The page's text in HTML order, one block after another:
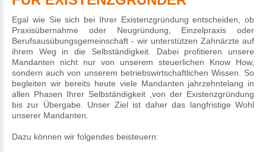
Egal wie Sie sich bei Ihrer Existenzgründung entscheiden, ob
Praxisübernahme oder Neugründung, Einzelpraxis oder
Berufsausübungsgemeinschaft - wir unterstützen Zahnärzte auf
ihrem Weg in die Selbständigkeit. Dabei profitieren unsere
Mandanten nicht nur von unserem steuerlichen Know How,
sondern auch von unserem betriebswirtschaftlichen Wissen. So
begleiten wir bereits heute viele Mandanten jahrzehntelang in
allen Phasen Ihrer Selbständigkeit ,von der Existenzgründung
bis zur Übergabe. Unser Ziel ist daher das langfristige Wohl
unserer Mandanten.
Dazu können wir folgendes beisteuern: